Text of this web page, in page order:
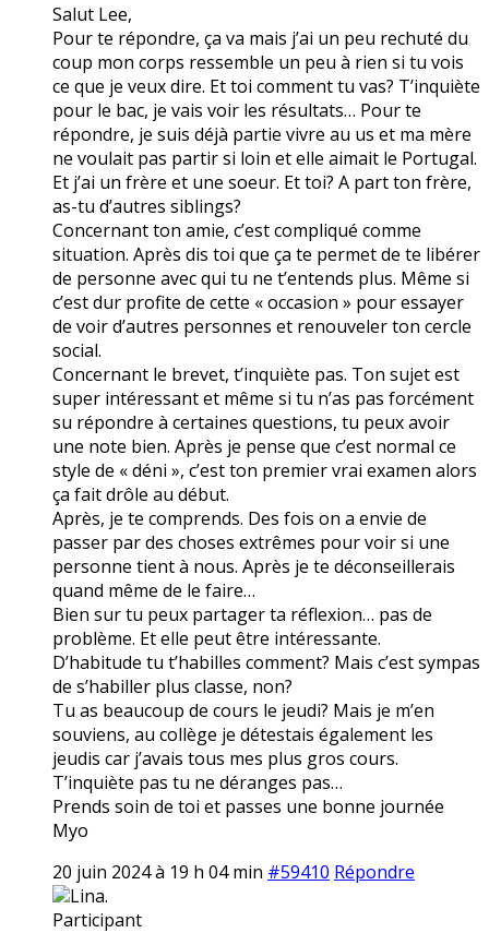
Salut Lee,
Pour te répondre, ça va mais j’ai un peu rechuté du
coup mon corps ressemble un peu à rien si tu vois
ce que je veux dire. Et toi comment tu vas? T’inquiète
pour le bac, je vais voir les résultats… Pour te
répondre, je suis déjà partie vivre au us et ma mère
ne voulait pas partir si loin et elle aimait le Portugal.
Et j’ai un frère et une soeur. Et toi? A part ton frère,
as-tu d’autres siblings?
Concernant ton amie, c’est compliqué comme
situation. Après dis toi que ça te permet de te libérer
de personne avec qui tu ne t’entends plus. Même si
c’est dur profite de cette « occasion » pour essayer
de voir d’autres personnes et renouveler ton cercle
social.
Concernant le brevet, t’inquiète pas. Ton sujet est
super intéressant et même si tu n’as pas forcément
su répondre à certaines questions, tu peux avoir
une note bien. Après je pense que c’est normal ce
style de « déni », c’est ton premier vrai examen alors
ça fait drôle au début.
Après, je te comprends. Des fois on a envie de
passer par des choses extrêmes pour voir si une
personne tient à nous. Après je te déconseillerais
quand même de le faire…
Bien sur tu peux partager ta réflexion… pas de
problème. Et elle peut être intéressante.
D’habitude tu t’habilles comment? Mais c’est sympas
de s’habiller plus classe, non?
Tu as beaucoup de cours le jeudi? Mais je m’en
souviens, au collège je détestais également les
jeudis car j’avais tous mes plus gros cours.
T’inquiète pas tu ne déranges pas…
Prends soin de toi et passes une bonne journée
Myo
20 juin 2024 à 19 h 04 min #59410 Répondre
Lina.
Participant